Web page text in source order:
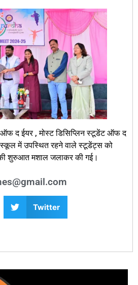
ऑफ द ईयर , मोस्ट डिसिप्लिन स्टूडेंट ऑफ द
में उपस्थित रहने वाले स्टूडेंट्स को
की शुरुआत मशाल जलाकर की गई।
Twitter